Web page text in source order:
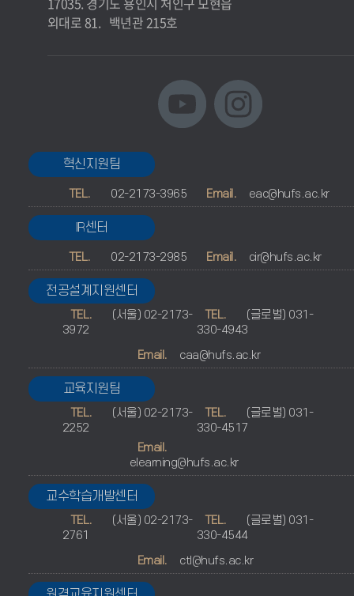
외대로 81. 백년관 215호
혁신지원팀
TEL. 02-2173-3965 Email. eac@hufs.ac.kr
IR센터
TEL. 02-2173-2985 Email. cir@hufs.ac.kr
전공설계지원센터
TEL.
(서울) 02-2173-
3972
TEL.
(글로벌) 031-
330-4943
Email.
caa@hufs.ac.kr
교육지원팀
TEL.
(서울) 02-2173-
2252
TEL.
(글로벌) 031-
330-4517
Email.
elearning@hufs.ac.kr
교수학습개발센터
TEL.
(서울) 02-2173-
2761
TEL.
(글로벌) 031-
330-4544
Email.
ctl@hufs.ac.kr